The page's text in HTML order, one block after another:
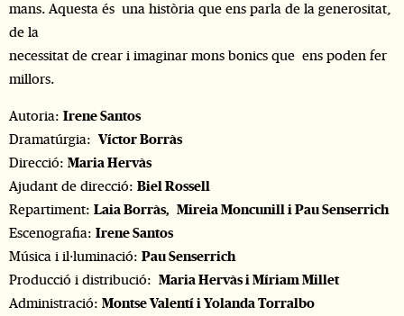
mans. Aquesta és una història que ens parla de la generositat,
de la
necessitat de crear i imaginar mons bonics que ens poden fer
millors.
Autoria: Irene Santos
Dramatúrgia: Víctor Borràs
Direcció: Maria Hervàs
Ajudant de direcció: Biel Rossell
Repartiment: Laia Borràs, Mireia Moncunill i Pau Senserrich
Escenografia: Irene Santos
Música i il·luminació: Pau Senserrich
Producció i distribució: Maria Hervàs i Míriam Millet
Administració: Montse Valentí i Yolanda Torralbo